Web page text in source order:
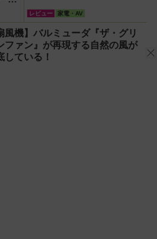
レビュー 家電・AV
風機】バルミューダ『ザ・グリ
ファン』が再現する自然の風が
している！